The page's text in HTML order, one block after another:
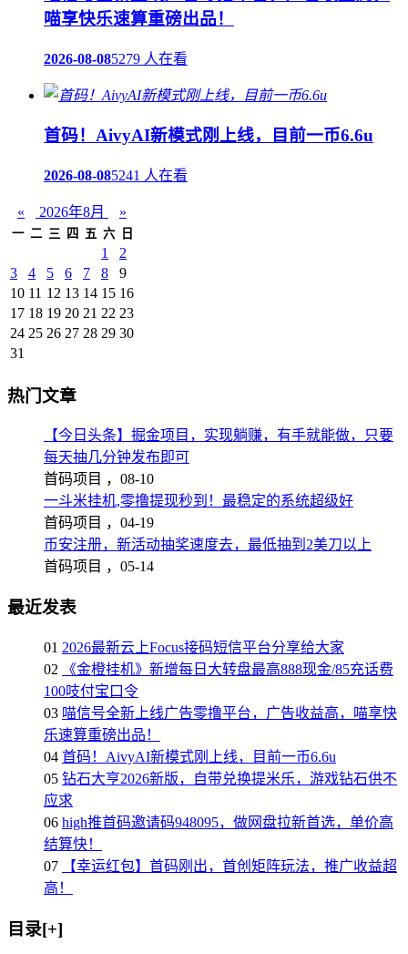
喵享快乐速算重磅出品！
2026-08-085279 人在看
首码！AivyAI新模式刚上线，目前一币6.6u
2026-08-085241 人在看
« 2026年8月 »
一 二 三 四 五 六 日
1
2
3
4 5 6 7 8
9
10 11 12 13 14 15 16
17 18 19 20 21 22 23
24 25 26 27 28 29 30
31
热门文章
【今日头条】掘金项目，实现躺赚，有手就能做，只要
每天抽几分钟发布即可
首码项目 ， 08-10
一斗米挂机,零撸提现秒到！最稳定的系统超级好
首码项目 ， 04-19
币安注册，新活动抽奖速度去，最低抽到2美刀以上
首码项目 ， 05-14
最近发表
01 2026最新云上Focus接码短信平台分享给大家
02
《金橙挂机》新增每日大转盘最高888现金/85充话费
100吱付宝口令
03 喵信号全新上线广告零撸平台，广告收益高，喵享快
乐速算重磅出品！
04 首码！AivyAI新模式刚上线，目前一币6.6u
05 钻石大亨2026新版，自带兑换提米乐，游戏钻石供不
应求
06 high推首码邀请码948095，做网盘拉新首选，单价高
结算快！
07
【幸运红包】首码刚出，首创矩阵玩法，推广收益超
高！
目录[+]